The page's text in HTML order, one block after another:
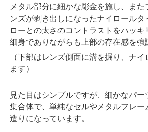
メタル部分に細かな彫金を施し、また
ンズが剥き出しになったナイロール
ローとの太さのコントラストをハッ
細身でありながらも上部の存在感を強
（下部はレンズ側面に溝を掘り、ナ
ます）
見た目はシンプルですが、細かなパー
集合体で、単純なセルやメタルフレー
造りになっています。